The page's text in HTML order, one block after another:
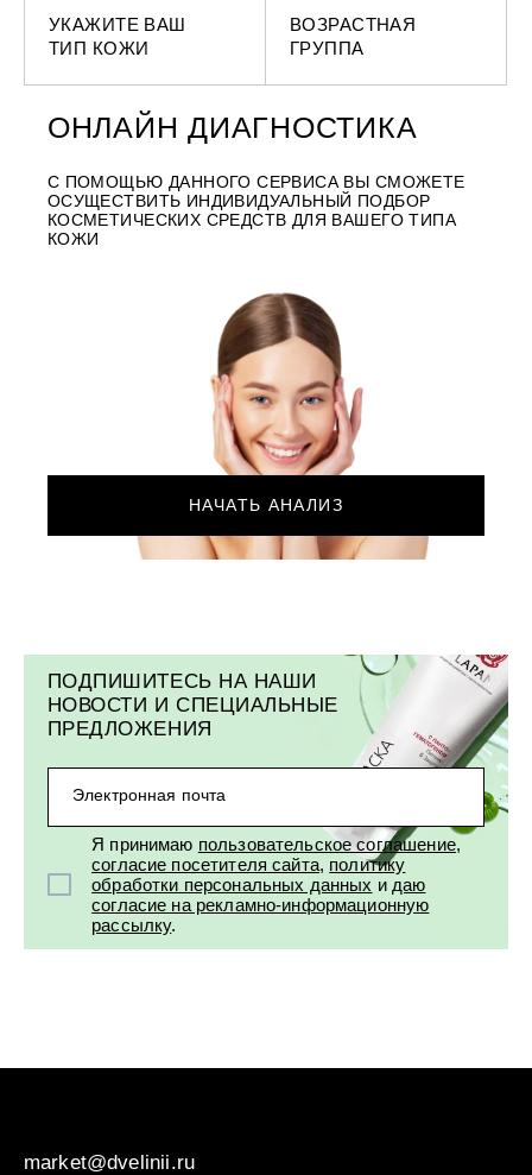
УКАЖИТЕ ВАШ
ТИП КОЖИ
ВОЗРАСТНАЯ
ГРУППА
ОНЛАЙН ДИАГНОСТИКА
С ПОМОЩЬЮ ДАННОГО СЕРВИСА ВЫ СМОЖЕТЕ
ОСУЩЕСТВИТЬ ИНДИВИДУАЛЬНЫЙ ПОДБОР
КОСМЕТИЧЕСКИХ СРЕДСТВ ДЛЯ ВАШЕГО ТИПА
КОЖИ
НАЧАТЬ АНАЛИЗ
ПОДПИШИТЕСЬ НА НАШИ
НОВОСТИ И СПЕЦИАЛЬНЫЕ
ПРЕДЛОЖЕНИЯ
Электронная почта
Я принимаю пользовательское соглашение,
согласие посетителя сайта, политику
обработки персональных данных и даю
согласие на рекламно-информационную
рассылку.
market@dvelinii.ru